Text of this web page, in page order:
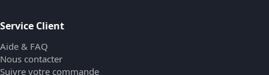
Service Client
Aide & FAQ
Nous contacter
Suivre votre commande